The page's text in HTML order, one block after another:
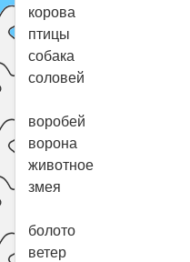
корова
птицы
собака
соловей
воробей
ворона
животное
змея
болото
ветер